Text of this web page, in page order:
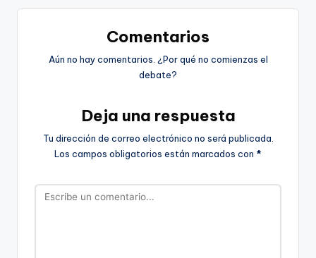
Comentarios
Aún no hay comentarios. ¿Por qué no comienzas el
debate?
Deja una respuesta
Tu dirección de correo electrónico no será publicada.
Los campos obligatorios están marcados con *